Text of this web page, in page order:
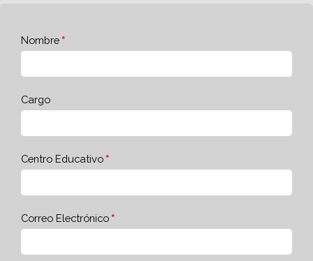
Nombre
Cargo
Centro Educativo
Correo Electrónico